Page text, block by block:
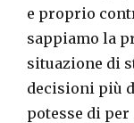
e proprio
sappiamo la
situazione di
decisioni più
potesse di